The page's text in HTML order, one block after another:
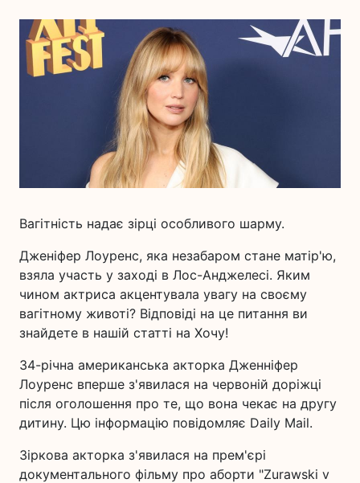
Вагітність надає зірці особливого шарму.
Дженіфер Лоуренс, яка незабаром стане матір'ю,
взяла участь у заході в Лос-Анджелесі. Яким
чином актриса акцентувала увагу на своєму
вагітному животі? Відповіді на це питання ви
знайдете в нашій статті на Хочу!
34-річна американська акторка Дженніфер
Лоуренс вперше з'явилася на червоній доріжці
після оголошення про те, що вона чекає на другу
дитину. Цю інформацію повідомляє Daily Mail.
Зіркова акторка з'явилася на прем'єрі
документального фільму про аборти "Zurawski v